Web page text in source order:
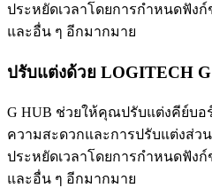
ประหยัดเวลาโดยการกำหนดฟัง
และอื่น ๆ อีกมากมาย
ปรับแต่งด้วย LOGITECH
G HUB ช่วยให้คุณปรับแต่งคีย์บอ
ความสะดวกและการปรับแต่งส่ว
ประหยัดเวลาโดยการกำหนดฟัง
และอื่น ๆ อีกมากมาย